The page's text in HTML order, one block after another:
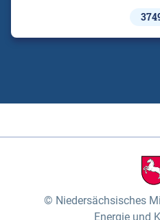
Niedersächsisches
Energie und